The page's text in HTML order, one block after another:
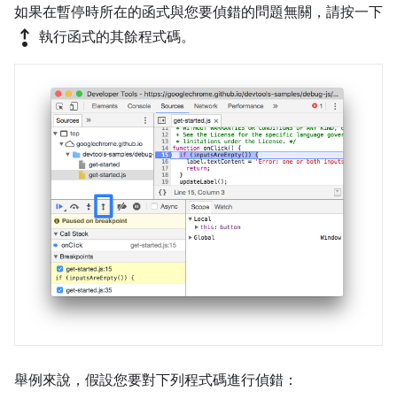
如果在暫停時所在的函式與您要偵錯的問題無關，請按一下
step_out 執行函式的其餘程式碼。
舉例來說，假設您要對下列程式碼進行偵錯：